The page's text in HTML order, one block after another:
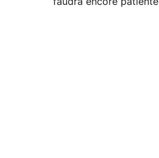
faudra encore